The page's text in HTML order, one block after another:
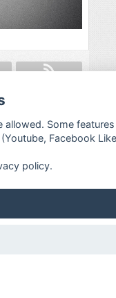
allowed. Some features
Facebook
policy.